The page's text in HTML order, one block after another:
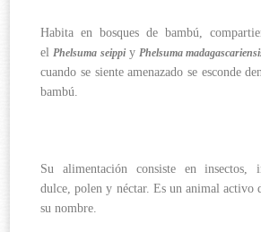
Habita en bosques de bambú,
elPhelsuma seippiyPhelsuma
cuando se siente amenazado se esconde
bambú.
Su alimentación consiste en insectos,
dulce, polen y néctar. Es un animal activo
su nombre.